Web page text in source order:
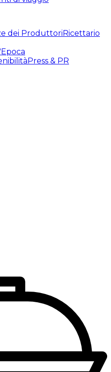
dei ProduttoriRicettario
Press & PR